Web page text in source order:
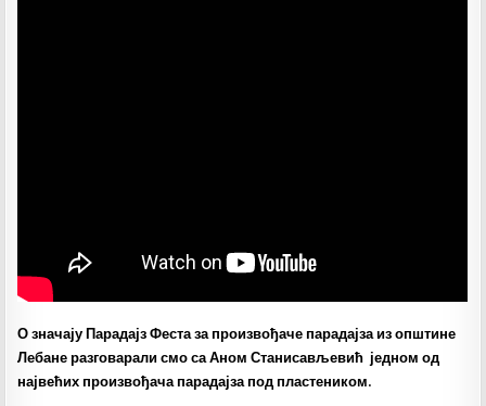
О значају Парадајз Феста за произвођаче парадајза из општине
Лебане разговарали смо са Аном Станисављевић једном од
највећих произвођача парадајза под пластеником.